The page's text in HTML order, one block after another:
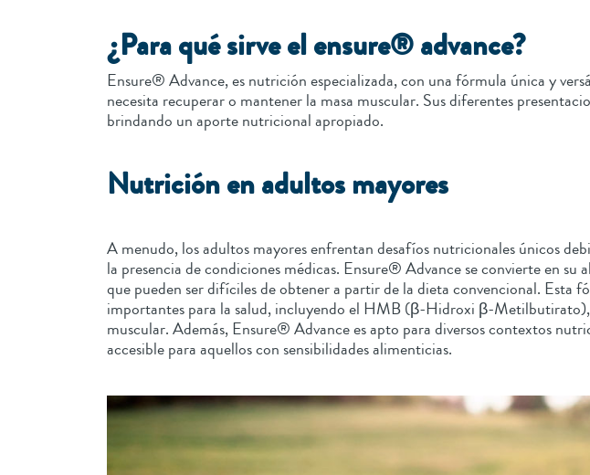
¿Para qué sirve el ensure® advance?
Ensure® Advance, es nutrición especializada, con una fórmula única y
necesita recuperar o mantener la masa muscular. Sus diferentes
brindando un aporte nutricional apropiado.
Nutrición en adultos mayores
A menudo, los adultos mayores enfrentan desafíos nutricionales únicos
la presencia de condiciones médicas. Ensure® Advance se convierte en
que pueden ser difíciles de obtener a partir de la dieta convencional. Esta
importantes para la salud, incluyendo el HMB (β-Hidroxi β-
muscular. Además, Ensure® Advance es apto para diversos contextos
accesible para aquellos con sensibilidades alimenticias.